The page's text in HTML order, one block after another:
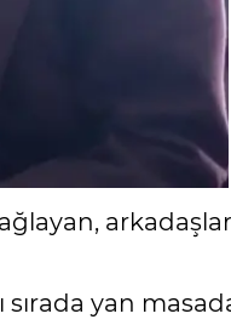
sırada yan